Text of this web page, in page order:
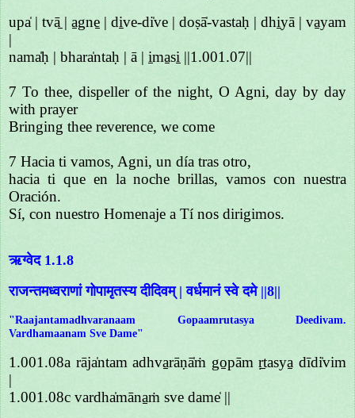
upa̍ | tvā̱ | a̱gne̱ | di̱ve-di̍ve | doṣā̍-vastaḥ | dhi̱yā | va̱yam
|
nama̍ḥ | bhara̍ntaḥ | ā | i̱ma̱si̱ ||1.001.07||
7 To thee, dispeller of the night, O Agni, day by day
with prayer
Bringing thee reverence, we come
7 Hacia ti vamos, Agni, un día tras otro,
hacia ti que en la noche brillas, vamos con nuestra
Oración.
Sí, con nuestro Homenaje a Tí nos dirigimos.
ऋग्वेद 1.1.8
राजन्तमध्वराणां गोपामृतस्य दीदिवम् | वर्धमानं स्वे दमे ||8||
"Raajantamadhvaranaam Gopaamrutasya Deedivam.
Vardhamaanam Sve Dame"
1.001.08a rāja̍ntam adhva̱rāṇā̍ṁ go̱pām ṛ̱tasya̱ dīdi̍vim
|
1.001.08c vardha̍māna̱ṁ sve dame̍ ||